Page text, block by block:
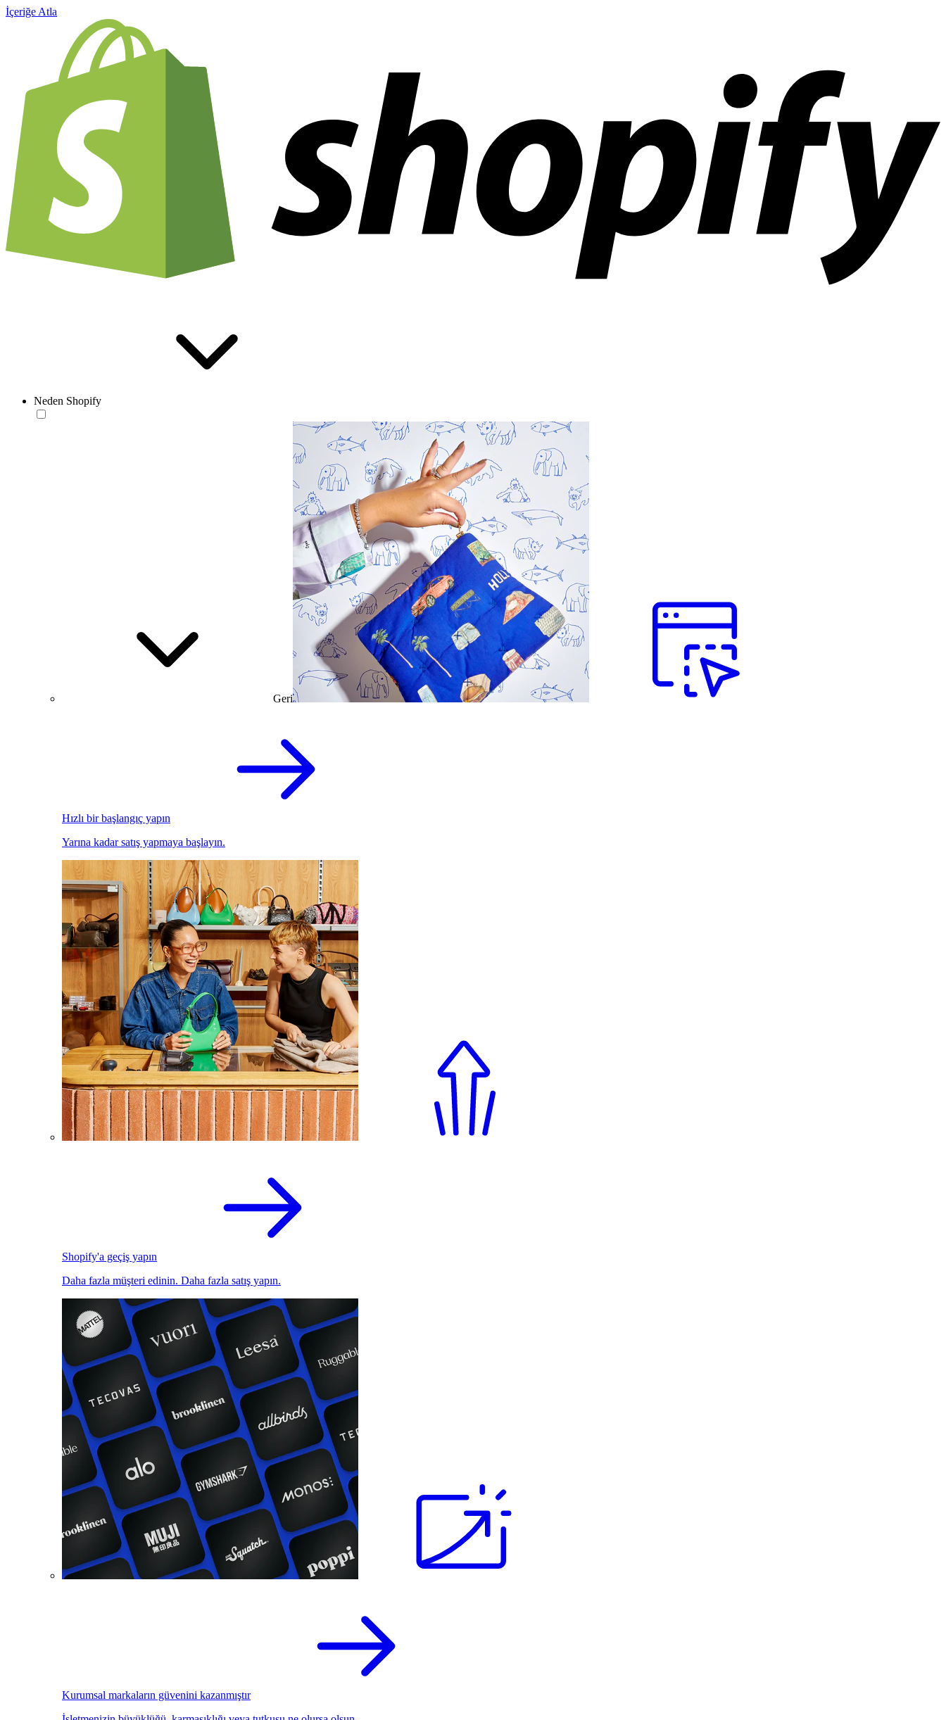
İçeriğe Atla
Neden Shopify
Geri
Hızlı bir başlangıç yapın
Yarına kadar satış yapmaya başlayın.
Shopify'a geçiş yapın
Daha fazla müşteri edinin. Daha fazla satış yapın.
Kurumsal markaların güvenini kazanmıştır